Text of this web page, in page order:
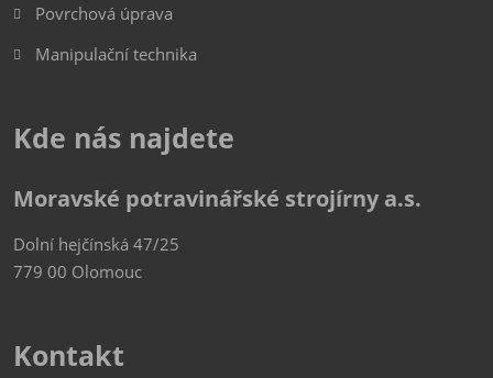
Povrchová úprava
Manipulační technika
Kde nás najdete
Moravské potravinářské strojírny a.s.
Dolní hejčínská 47/25
779 00 Olomouc
Kontakt